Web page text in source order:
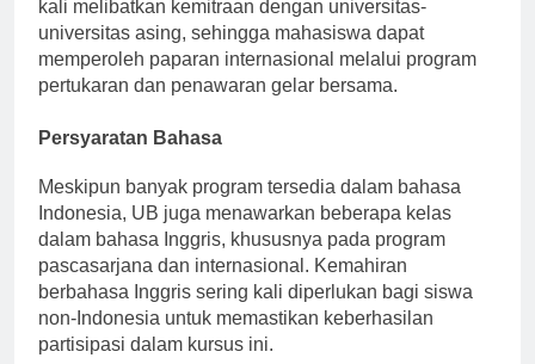
universitas asing, sehingga mahasiswa dapat
memperoleh paparan internasional melalui program
pertukaran dan penawaran gelar bersama.
Persyaratan Bahasa
Meskipun banyak program tersedia dalam bahasa
Indonesia, UB juga menawarkan beberapa kelas
dalam bahasa Inggris, khususnya pada program
pascasarjana dan internasional. Kemahiran
berbahasa Inggris sering kali diperlukan bagi siswa
non-Indonesia untuk memastikan keberhasilan
partisipasi dalam kursus ini.